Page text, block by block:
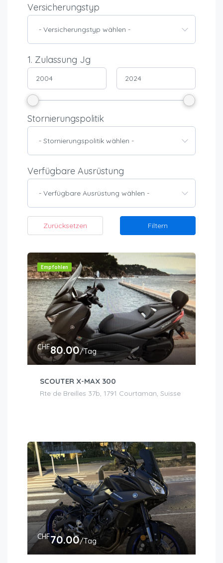
Versicherungstyp
- Versicherungstyp wählen -
1. Zulassung Jg
Stornierungspolitik
- Stornierungspolitik wählen -
Verfügbare Ausrüstung
- Verfügbare Ausrüstung wählen -
Filtern
Zurücksetzen
Empfohlen
CHF80.00/Tag
SCOUTER X-MAX 300
Rte de Breilles 37b, 1791 Courtaman, Suisse
CHF70.00/Tag